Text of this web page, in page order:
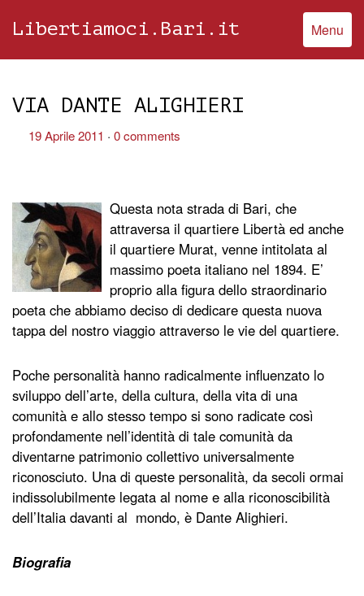
Libertiamoci.Bari.it Menu
VIA DANTE ALIGHIERI
19 Aprile 2011 0 comments
Questa nota strada di Bari, che
attraversa il quartiere Libertà ed anche
il quartiere Murat, venne intitolata al
massimo poeta italiano nel 1894. E’
proprio alla figura dello straordinario
poeta che abbiamo deciso di dedicare questa nuova
tappa del nostro viaggio attraverso le vie del quartiere.
Poche personalità hanno radicalmente influenzato lo
sviluppo dell’arte, della cultura, della vita di una
comunità e allo stesso tempo si sono radicate così
profondamente nell’identità di tale comunità da
diventarne patrimonio collettivo universalmente
riconosciuto. Una di queste personalità, da secoli ormai
indissolubilmente legata al nome e alla riconoscibilità
dell’Italia davanti al mondo, è Dante Alighieri.
Biografia